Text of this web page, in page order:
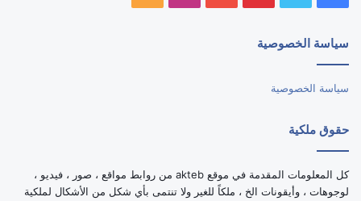
سياسة الخصوصية
سياسة الخصوصية
حقوق ملكية
كل المعلومات المقدمة في موقع akteb من روابط مواقع ، صور ، فيديو ،
لوجوهات ، وأيقونات الخ ، ملكاً للغير ولا تنتمى بأي شكل من الأشكال لملكية